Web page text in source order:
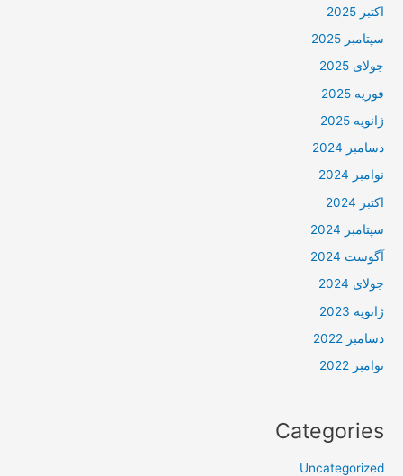
اکتبر 2025
سپتامبر 2025
جولای 2025
فوریه 2025
ژانویه 2025
دسامبر 2024
نوامبر 2024
اکتبر 2024
سپتامبر 2024
آگوست 2024
جولای 2024
ژانویه 2023
دسامبر 2022
نوامبر 2022
Categories
Uncategorized